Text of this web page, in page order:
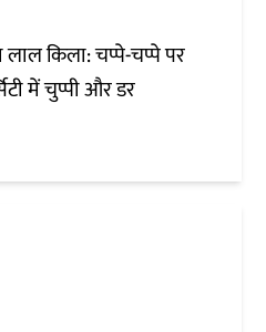
लाल किला: चप्पे-चप्पे पर
में चुप्पी और डर